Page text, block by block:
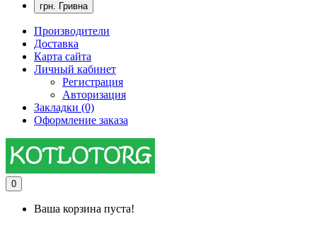
грн. Гривна
Производители
Доставка
Карта сайта
Личный кабинет
Регистрация
Авторизация
Закладки (0)
Оформление заказа
0
Ваша корзина пуста!